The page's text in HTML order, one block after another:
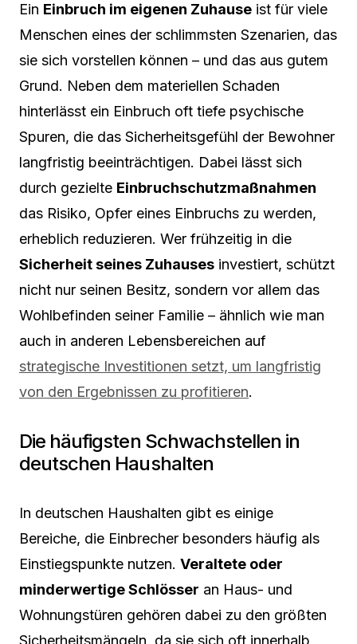
Ein Einbruch im eigenen Zuhause ist für viele
Menschen eines der schlimmsten Szenarien, das
sie sich vorstellen können – und das aus gutem
Grund. Neben dem materiellen Schaden
hinterlässt ein Einbruch oft tiefe psychische
Spuren, die das Sicherheitsgefühl der Bewohner
langfristig beeinträchtigen. Dabei lässt sich
durch gezielte Einbruchschutzmaßnahmen
das Risiko, Opfer eines Einbruchs zu werden,
erheblich reduzieren. Wer frühzeitig in die
Sicherheit seines Zuhauses investiert, schützt
nicht nur seinen Besitz, sondern vor allem das
Wohlbefinden seiner Familie – ähnlich wie man
auch in anderen Lebensbereichen auf
strategische Investitionen setzt, um langfristig
von den Ergebnissen zu profitieren.
Die häufigsten Schwachstellen in
deutschen Haushalten
In deutschen Haushalten gibt es einige
Bereiche, die Einbrecher besonders häufig als
Einstiegspunkte nutzen. Veraltete oder
minderwertige Schlösser an Haus- und
Wohnungstüren gehören dabei zu den größten
Sicherheitsmängeln, da sie sich oft innerhalb